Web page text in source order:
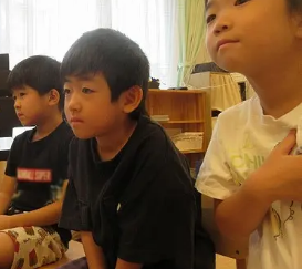
都道府県
から探す
東京都
東京都 全域